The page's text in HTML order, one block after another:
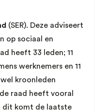
(SER). Deze adviseert
op sociaal en
heeft 33 leden; 11
werknemers en 11
kroonleden
raad heeft vooral
dit komt de laatste